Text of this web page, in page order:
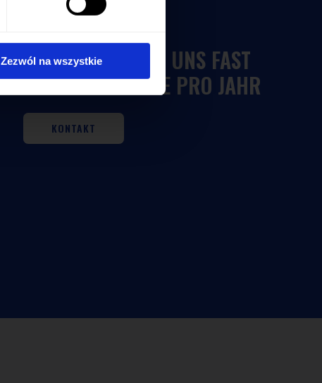
Zezwól na wszystkie
WIR ENTWICKELN UNS FAST
100 NEUREZEPTE PRO JAHR
KONTAKT